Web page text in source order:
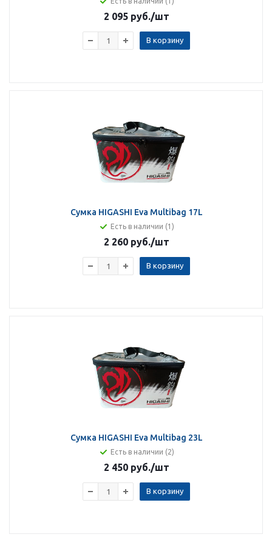
2 095 руб./шт
В корзину
Сумка HIGASHI Eva Multibag 17L
Есть в наличии (1)
2 260 руб./шт
В корзину
Сумка HIGASHI Eva Multibag 23L
Есть в наличии (2)
2 450 руб./шт
В корзину